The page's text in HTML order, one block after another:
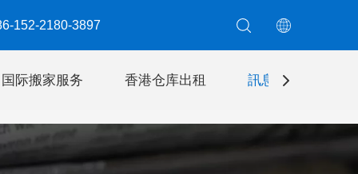
152-2180-3897​​​​​​​
国际搬家服务 香港仓库出租 訊息